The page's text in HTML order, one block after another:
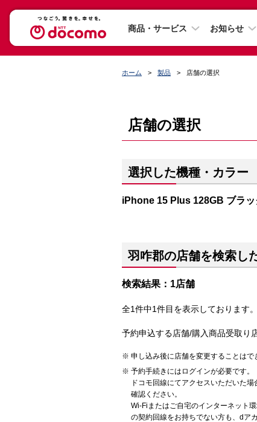
商品・サービス お知らせ
ホーム 製品 店舗の選択
店舗の選択
選択した機種・カラー
iPhone 15 Plus 128GB ブラッ
羽咋郡の店舗を検索し
検索結果：1店舗
全1件中1件目を表示しております
予約申込する店舗/購入商品受取り
申し込み後に店舗を変更することはで
予約手続きにはログインが必要です。
ドコモ回線にてアクセスいただいた
確認ください。
Wi-Fiまたはご自宅のインターネット
の契約回線をお持ちでない方も、dア